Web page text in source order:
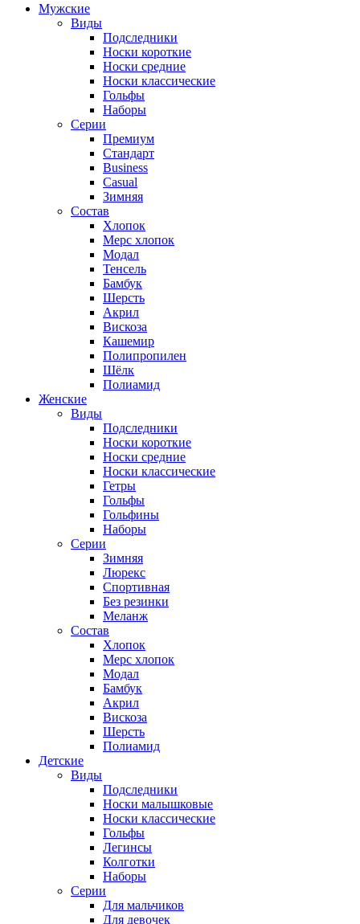
Мужские
Виды
Подследники
Носки короткие
Носки средние
Носки классические
Гольфы
Наборы
Серии
Премиум
Стандарт
Business
Casual
Зимняя
Состав
Хлопок
Мерс хлопок
Модал
Тенсель
Бамбук
Шерсть
Акрил
Вискоза
Кашемир
Полипропилен
Шёлк
Полиамид
Женские
Виды
Подследники
Носки короткие
Носки средние
Носки классические
Гетры
Гольфы
Гольфины
Наборы
Серии
Зимняя
Люрекс
Спортивная
Без резинки
Меланж
Состав
Хлопок
Мерс хлопок
Модал
Бамбук
Акрил
Вискоза
Шерсть
Полиамид
Детские
Виды
Подследники
Носки малышковые
Носки классические
Гольфы
Легинсы
Колготки
Наборы
Серии
Для мальчиков
Для девочек